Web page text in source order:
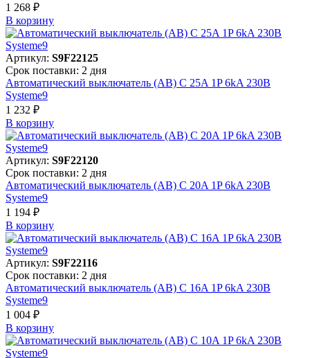
1 268 ₽
В корзинy
Артикул: S9F22125
Срок поставки: 2 дня
Автоматический выключатель (АВ) C 25A 1P 6kA 230В
Systeme9
1 232 ₽
В корзинy
Артикул: S9F22120
Срок поставки: 2 дня
Автоматический выключатель (АВ) C 20A 1P 6kA 230В
Systeme9
1 194 ₽
В корзинy
Артикул: S9F22116
Срок поставки: 2 дня
Автоматический выключатель (АВ) C 16A 1P 6kA 230В
Systeme9
1 004 ₽
В корзинy